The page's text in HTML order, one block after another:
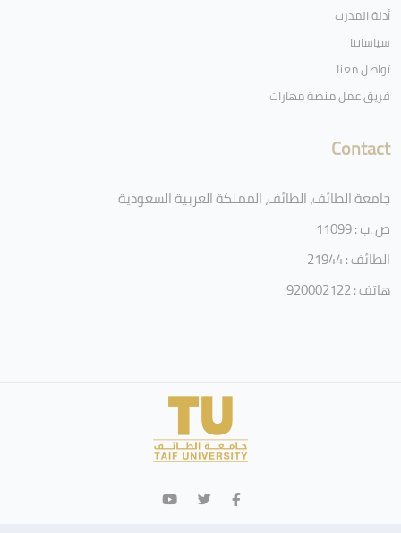
أدلة المدرب
سياساتنا
تواصل معنا
فريق عمل منصة مهارات
Contact
جامعة الطائف، الطائف، المملكة العربية السعودية
ص .ب : 11099
الطائف : 21944
هاتف : 920002122